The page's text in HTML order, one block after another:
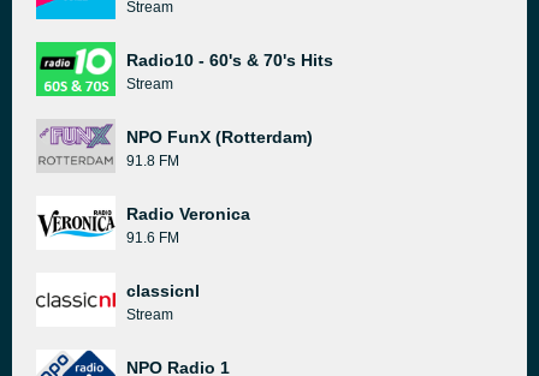
Stream
Radio10 - 60's & 70's Hits
Stream
NPO FunX (Rotterdam)
91.8 FM
Radio Veronica
91.6 FM
classicnl
Stream
NPO Radio 1